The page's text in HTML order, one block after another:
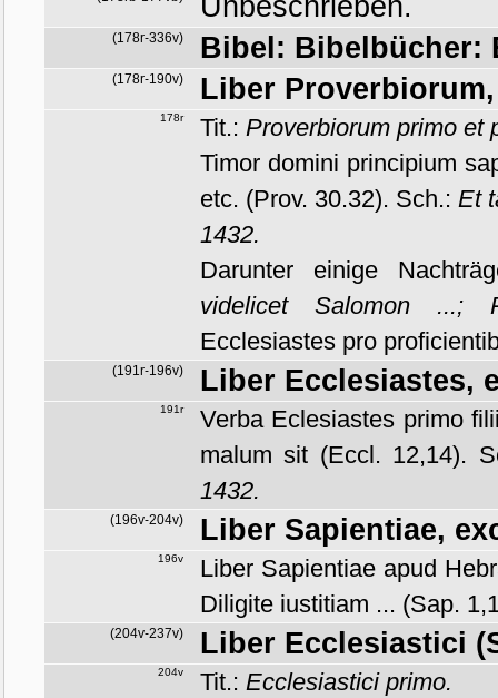
Unbeschrieben.
(178r-336v) Bibel: Bibelbücher:
(178r-190v) Liber
178r Tit.: Proverbiorum primo et
Timor domini principium
etc. (Prov. 30.32). Sch.:Et
1432.
Darunter einige
videlicet Salomon ...;
Ecclesiastes pro
(191r-196v) Liber Ecclesiastes,
191r
Verba Eclesiastes primo
malum sit (Eccl. 12,14).
1432.
(196v-204v) Liber Sapientiae,
196v
Liber Sapientiae apud
Diligite iustitiam ... (Sap.
(204v-237v) Liber Ecclesiastici
204v Tit.: Ecclesiastici primo.